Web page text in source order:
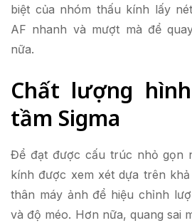
biệt của nhóm thấu kính lấy
AF nhanh và mượt mà để
nữa.
Chất lượng
tầm Sigma
Để đạt được cấu trúc nhỏ gọn
kính được xem xét dựa trên
thân máy ảnh để hiệu chỉnh
và độ méo. Hơn nữa, quang sai